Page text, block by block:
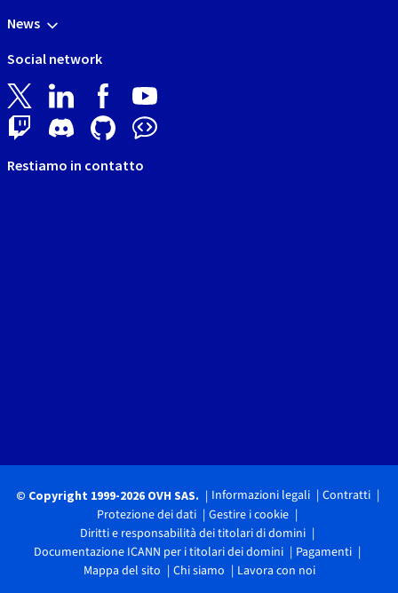
News
Social network
Restiamo in contatto
© Copyright 1999-2026 OVH SAS. Informazioni legali
Contratti
Protezione dei dati
Gestire i cookie
Diritti e responsabilità dei titolari di domini
Documentazione ICANN per i titolari dei domini
Pagamenti
Mappa del sito
Chi siamo Lavora con noi